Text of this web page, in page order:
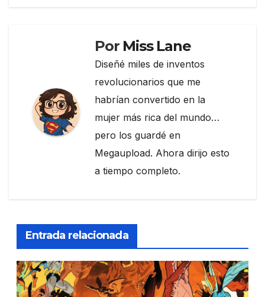
Por Miss Lane
Diseñé miles de inventos
revolucionarios que me
habrían convertido en la
mujer más rica del mundo…
pero los guardé en
Megaupload. Ahora dirijo esto
a tiempo completo.
Entrada relacionada